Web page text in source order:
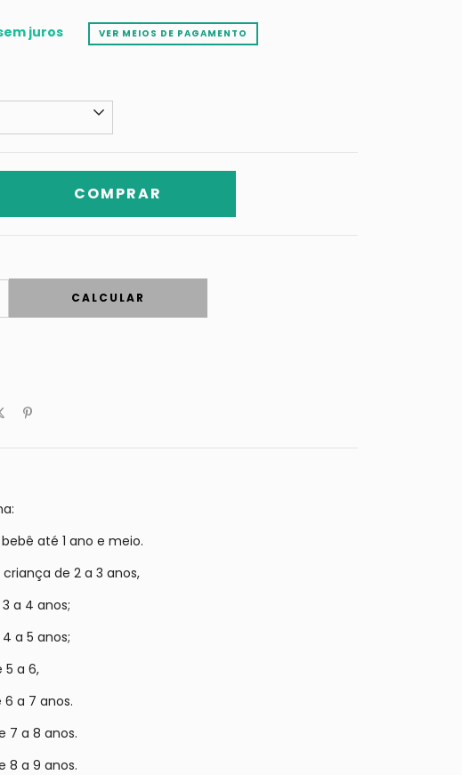
juros VER MEIOS DE PAGAMENTO
CALCULAR
até 1 ano e meio.
de 2 a 3 anos,
a 4 anos;
a 5 anos;
5 a 6,
6 a 7 anos.
7 a 8 anos.
8 a 9 anos.